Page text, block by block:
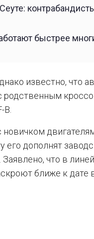
быстрее
известно, что
родственным
его дополнят
что в
ближе к дате